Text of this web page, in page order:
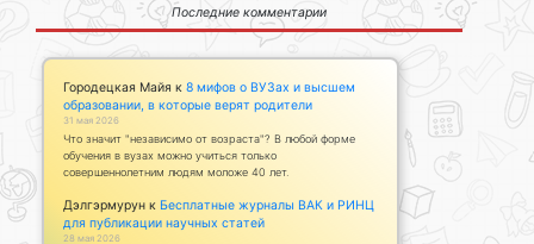
Последние комментарии
Городецкая Майя к 8 мифов о ВУЗах и высшем
образовании, в которые верят родители
31 мая 2026
Что значит "независимо от возраста"? В любой форме
обучения в вузах можно учиться только
совершеннолетним людям моложе 40 лет.
Дэлгэрмурун к Бесплатные журналы ВАК и РИНЦ
для публикации научных статей
28 мая 2026